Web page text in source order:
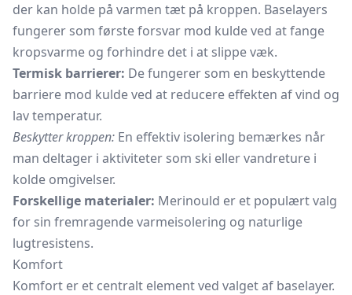
der kan holde på varmen tæt på kroppen. Baselayers
fungerer som første forsvar mod kulde ved at fange
kropsvarme og forhindre det i at slippe væk.
Termisk barrierer: De fungerer som en beskyttende
barriere mod kulde ved at reducere effekten af vind og
lav temperatur.
Beskytter kroppen: En effektiv isolering bemærkes når
man deltager i aktiviteter som ski eller vandreture i
kolde omgivelser.
Forskellige materialer: Merinould er et populært valg
for sin fremragende varmeisolering og naturlige
lugtresistens.
Komfort
Komfort er et centralt element ved valget af baselayer.